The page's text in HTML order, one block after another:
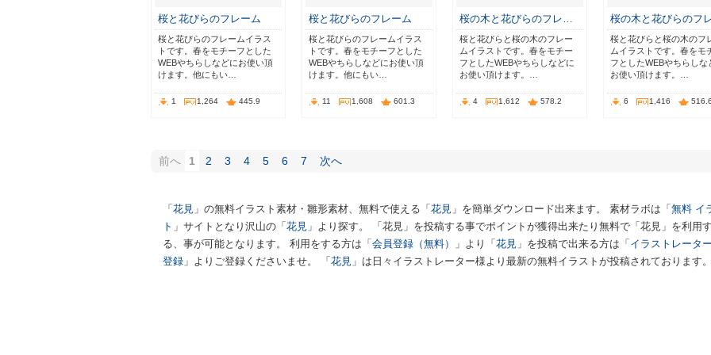
桜と花びらのフレーム
桜と花びらのフレームイラス
トです。春をモチーフとした
WEBやちらしなどにお使い頂
けます。他にもい…
1 1,264 445.9
桜と花びらのフレーム
桜と花びらのフレームイラス
トです。春をモチーフとした
WEBやちらしなどにお使い頂
けます。他にもい…
11 1,608 601.3
桜の木と花びらのフレ…
桜と花びらと桜の木のフレー
ムイラストです。春をモチー
フとしたWEBやちらしなどに
お使い頂けます。…
4 1,612 578.2
桜の木と花びらのフ
桜と花びらと桜の木のフ
ムイラストです。春をモ
フとしたWEBやちらしな
お使い頂けます。…
6 1,416 516.6
前へ 1 2 3 4 5 6 7 次へ
「 花見 」の無料イラスト素材・雛形素材、無料で使える「 花見 」を簡単ダウンロード出来ます。 素材ラボは「 無料 イ
ト 」サイトとなり沢山の「 花見 」より探す。 「花見」を投稿する事でポイントが獲得出来たり無料で「花見」を利用す
る、事が可能となります。 利用をする方は「 会員登録（無料） 」より「 花見 」を投稿で出来る方は「 イラストレータ
登録 」よりご登録くださいませ。 「 花見 」は日々イラストレーター様より最新の無料イラストが投稿されております。